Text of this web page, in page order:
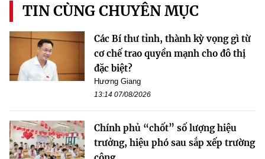
TIN CÙNG CHUYÊN MỤC
Các Bí thư tỉnh, thành kỳ vọng gì từ
cơ chế trao quyền mạnh cho đô thị
đặc biệt?
Hương Giang
13:14 07/08/2026
Chính phủ “chốt” số lượng hiệu
trưởng, hiệu phó sau sắp xếp trường